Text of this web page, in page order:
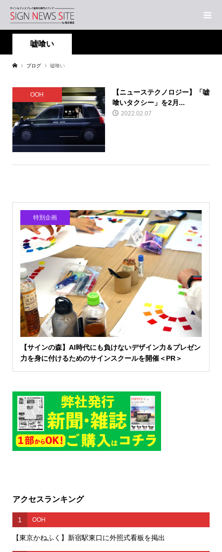
嘘喰い
ブログ 嘘喰い
OOH
【ニューステクノロジー】「嘘
喰いタクシー」を2月...
2022.02.07
特別企画
【サインの森】AI時代にも負けないデザイン力＆プレゼン
力を身に付けるためのサインスクールを開催＜PR＞
アクセスランキング
1 OOH
【東京かねふく】新宿駅東口に外照式看板を掲出